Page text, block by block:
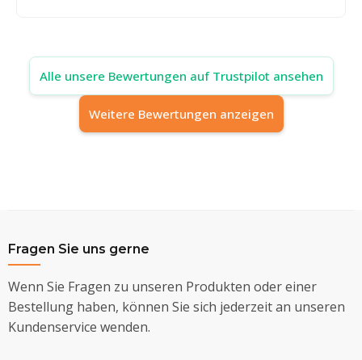
Alle unsere Bewertungen auf Trustpilot ansehen
Weitere Bewertungen anzeigen
Fragen Sie uns gerne
Wenn Sie Fragen zu unseren Produkten oder einer
Bestellung haben, können Sie sich jederzeit an unseren
Kundenservice wenden.